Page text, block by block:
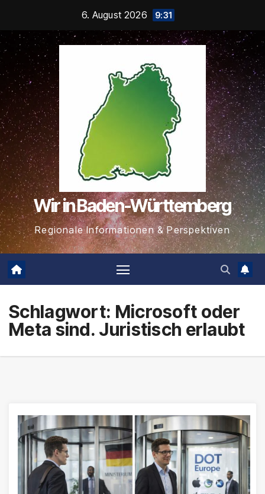
springen
6. August 2026 9:31
Wir in Baden-Württemberg
Regionale Informationen & Perspektiven
Schlagwort: Microsoft oder
Meta sind. Juristisch erlaubt